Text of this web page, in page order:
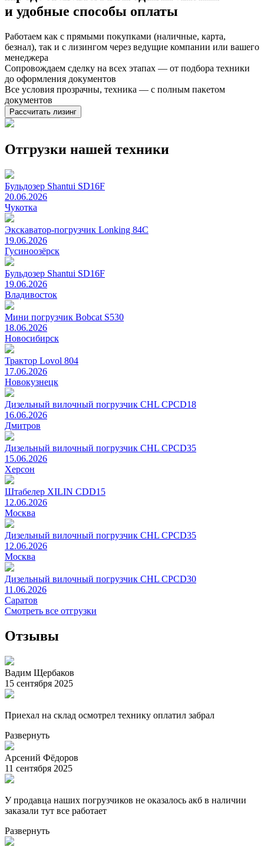
и удобные способы оплаты
Работаем как с прямыми покупками (наличные, карта,
безнал), так и с лизингом через ведущие компании или вашего
менеджера
Сопровождаем сделку на всех этапах — от подбора техники
до оформления документов
Все условия прозрачны, техника — с полным пакетом
документов
Рассчитать лизинг
Отгрузки нашей техники
Бульдозер Shantui SD16F
20.06.2026
Чукотка
Экскаватор-погрузчик Lonking 84C
19.06.2026
Гусиноозёрск
Бульдозер Shantui SD16F
19.06.2026
Владивосток
Мини погрузчик Bobcat S530
18.06.2026
Новосибирск
Трактор Lovol 804
17.06.2026
Новокузнецк
Дизельный вилочный погрузчик CHL CPCD18
16.06.2026
Дмитров
Дизельный вилочный погрузчик CHL CPCD35
15.06.2026
Херсон
Штабелер XILIN CDD15
12.06.2026
Москва
Дизельный вилочный погрузчик CHL CPCD35
12.06.2026
Москва
Дизельный вилочный погрузчик CHL CPCD30
11.06.2026
Саратов
Смотреть все отгрузки
Отзывы
Вадим Щербаков
15 сентября 2025
Приехал на склад осмотрел технику оплатил забрал
Развернуть
Арсений Фёдоров
11 сентября 2025
У продавца наших погрузчиков не оказалось акб в наличии
заказали тут все работает
Развернуть